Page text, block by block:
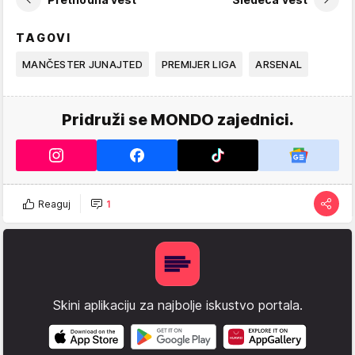
TAGOVI
MANČESTER JUNAJTED PREMIJER LIGA ARSENAL
Pridruži se MONDO zajednici.
Reaguj 1
Skini aplikaciju za najbolje iskustvo portala.